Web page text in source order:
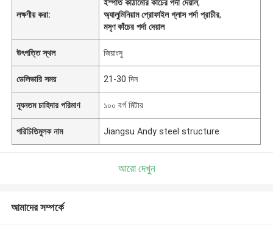
লক্ষণীয় করা:
ইস্পাত কাঠামোর কাঁচের পর্দা দেয়াল,
অ্যালুমিনিয়াম প্রোফাইল গ্লাস পর্দা প্রাচীর,
মসৃণ কাঁচের পর্দা দেয়াল
উৎপত্তি স্থল জিয়াংসু
ডেলিভারি সময় 21-30 দিন
ন্যূনতম চাহিদার পরিমাণ ১০০ বর্গ মিটার
পরিচিতিমুলক নাম Jiangsu Andy steel structure
আরো দেখুন
আমাদের সম্পর্কে